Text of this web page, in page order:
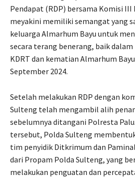
Pendapat (RDP) bersama Komisi III
meyakini memiliki semangat yang
keluarga Almarhum Bayu untuk
secara terang benerang, baik dalam
KDRT dan kematian Almarhum
September 2024.
Setelah melakukan RDP dengan
Sulteng telah mengambil alih
sebelumnya ditangani Polresta
tersebut, Polda Sulteng
tim penyidik Ditkrimum dan
dari Propam Polda Sulteng, yang
melakukan penguatan dan